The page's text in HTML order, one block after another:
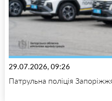
29.07.2026, 09:26
Патрульна поліція